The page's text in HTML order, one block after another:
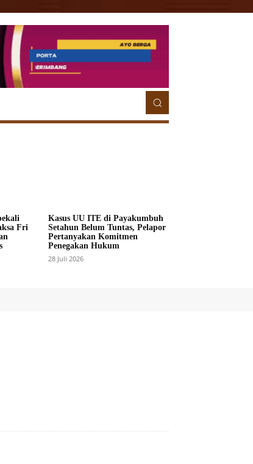
Fri
Kasus UU ITE di Payakumbuh
Setahun Belum Tuntas, Pelapor
Pertanyakan Komitmen
Penegakan Hukum
28 Juli 2026